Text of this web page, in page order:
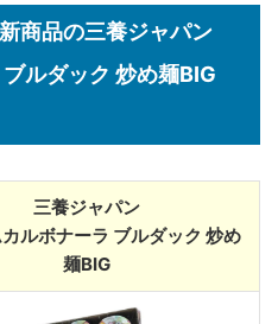
商品の三養ジャパン
ルダック 炒め麺BIG
三養ジャパン
ルボナーラ ブルダック 炒め
麺BIG